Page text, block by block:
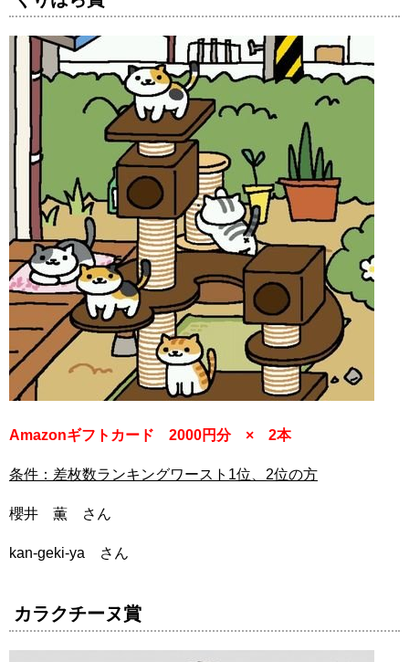
Amazonギフトカード 2000円分 × 2本
条件：差枚数ランキングワースト1位、2位の方
櫻井 薫 さん
kan-geki-ya さん
カラクチーヌ賞